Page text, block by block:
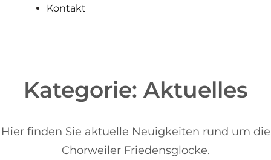
Kontakt
Kategorie: Aktuelles
Hier finden Sie aktuelle Neuigkeiten rund um die
Chorweiler Friedensglocke.